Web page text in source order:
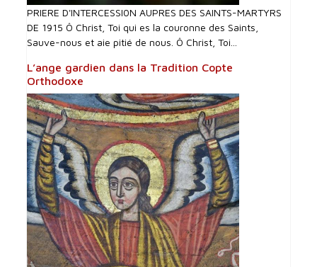
PRIERE D'INTERCESSI0N AUPRES DES SAINTS-MARTYRS
DE 1915 Ô Christ, Toi qui es la couronne des Saints,
Sauve-nous et aie pitié de nous. Ô Christ, Toi...
L’ange gardien dans la Tradition Copte
Orthodoxe